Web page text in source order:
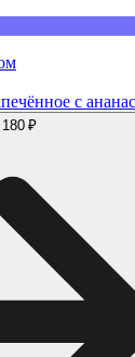
с
180 ₽